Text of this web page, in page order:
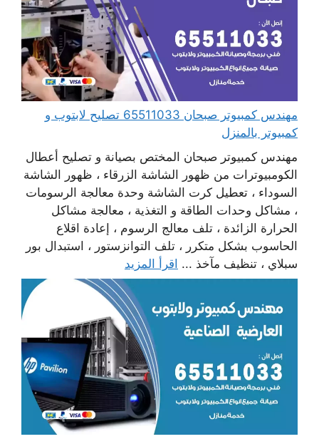
مهندس كمبيوتر صبحان 65511033 تصليح لابتوب و
كمبيوتر بالمنزل
مهندس كمبيوتر صبحان المختص بصيانة و تصليح أعطال
الكومبيوترات من ظهور الشاشة الزرقاء ، ظهور الشاشة
السوداء ، تعطيل كرت الشاشة وحدة معالجة الرسومات
، مشاكل وحدات الطاقة و التغذية ، معالجة مشاكل
الحرارة الزائدة ، تلف معالج الرسوم ، إعادة اقلاع
الحاسوب بشكل متكرر ، تلف التوانزستور ، استبدال بور
سبلاي ، تنظيف مآخذ ... اقرأ المزيد